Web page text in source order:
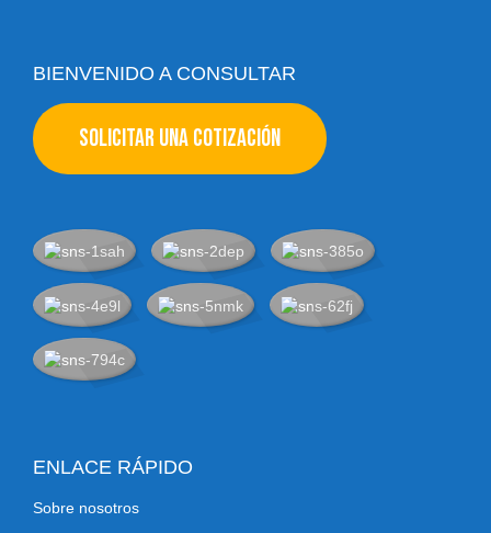
BIENVENIDO A CONSULTAR
SOLICITAR UNA COTIZACIÓN
ENLACE RÁPIDO
Sobre nosotros